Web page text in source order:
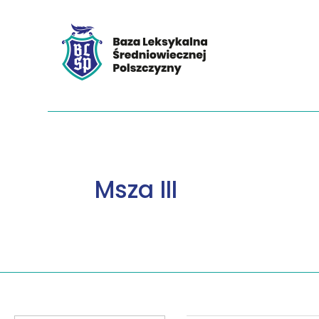
Msza III